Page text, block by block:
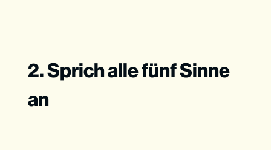
2. Sprich alle fünf Sinne
an